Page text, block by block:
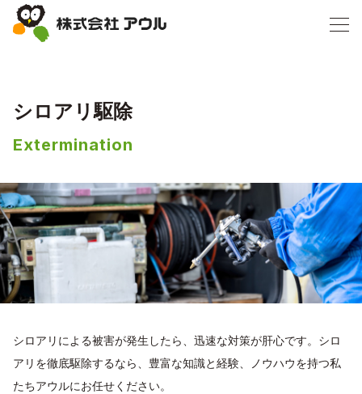
シロアリ駆除
Extermination
シロアリによる被害が発生したら、迅速な対策が肝心です。シロ
アリを徹底駆除するなら、豊富な知識と経験、ノウハウを持つ私
たちアウルにお任せください。